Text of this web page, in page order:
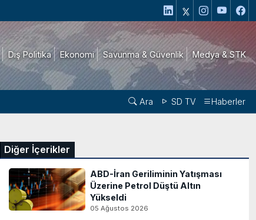
Dış Politika Ekonomi Savunma & Güvenlik Medya & STK
Ara SD TV Haberler
Diğer İçerikler
ABD-İran Geriliminin Yatışması
Üzerine Petrol Düştü Altın
Yükseldi
05 Ağustos 2026